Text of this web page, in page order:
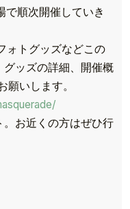
で順次開催していき
ォトグッズなどこの
ッズの詳細、開催概
願いします。
お近くの方はぜひ行